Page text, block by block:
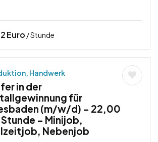
Euro / Stunde
Handwerk
in der
für
(m/w/d) – 22,00
– Minijob,
Nebenjob